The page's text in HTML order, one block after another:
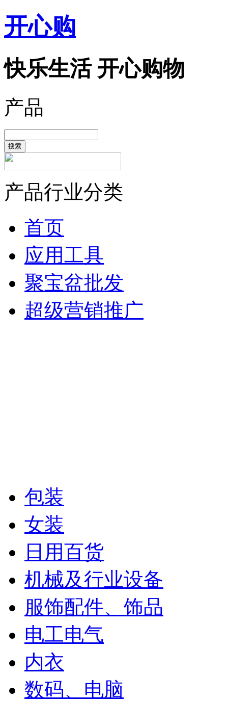
开心购
快乐生活 开心购物
产品
搜索
产品行业分类
首页
应用工具
聚宝盆批发
超级营销推广
包装
女装
日用百货
机械及行业设备
服饰配件、饰品
电工电气
内衣
数码、电脑